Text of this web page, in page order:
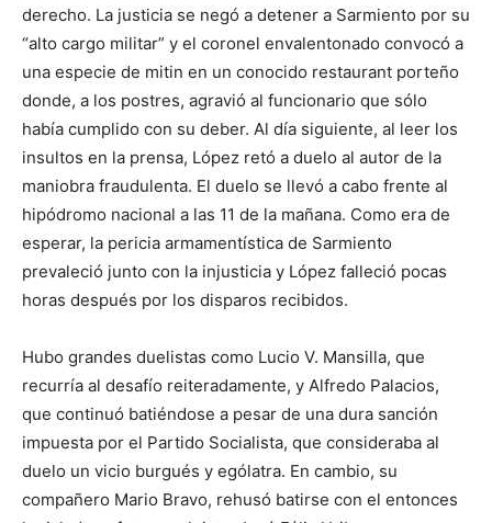
derecho. La justicia se negó a detener a Sarmiento por su
“alto cargo militar” y el coronel envalentonado convocó a
una especie de mitin en un conocido restaurant porteño
donde, a los postres, agravió al funcionario que sólo
había cumplido con su deber. Al día siguiente, al leer los
insultos en la prensa, López retó a duelo al autor de la
maniobra fraudulenta. El duelo se llevó a cabo frente al
hipódromo nacional a las 11 de la mañana. Como era de
esperar, la pericia armamentística de Sarmiento
prevaleció junto con la injusticia y López falleció pocas
horas después por los disparos recibidos.
Hubo grandes duelistas como Lucio V. Mansilla, que
recurría al desafío reiteradamente, y Alfredo Palacios,
que continuó batiéndose a pesar de una dura sanción
impuesta por el Partido Socialista, que consideraba al
duelo un vicio burgués y ególatra. En cambio, su
compañero Mario Bravo, rehusó batirse con el entonces